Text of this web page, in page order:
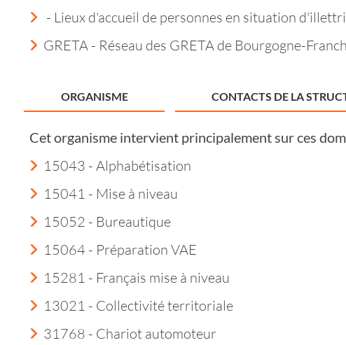
- Lieux d'accueil de personnes en situation
GRETA - Réseau des GRETA de Bourgogne-
ORGANISME CONTACTS DE LA
Cet organisme intervient principalement sur ces
15043 - Alphabétisation
15041 - Mise à niveau
15052 - Bureautique
15064 - Préparation VAE
15281 - Français mise à niveau
13021 - Collectivité territoriale
31768 - Chariot automoteur